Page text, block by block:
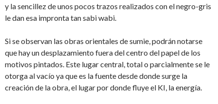
y la sencillez de unos pocos trazos realizados con el negro-gris
le dan esa impronta tan sabi wabi.
Si se observan las obras orientales de sumie, podrán notarse
que hay un desplazamiento fuera del centro del papel de los
motivos pintados. Este lugar central, total o parcialmente se le
otorga al vacío ya que es la fuente desde donde surge la
creación de la obra, el lugar por donde fluye el KI, la energía.